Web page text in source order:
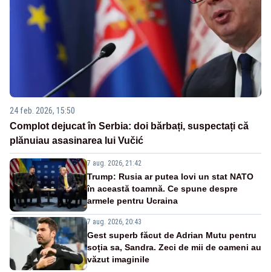
24 feb. 2026, 15:50
Complot dejucat în Serbia: doi bărbați, suspectați că
plănuiau asasinarea lui Vučić
7 aug. 2026, 21:42
Trump: Rusia ar putea lovi un stat NATO
în această toamnă. Ce spune despre
armele pentru Ucraina
7 aug. 2026, 20:43
Gest superb făcut de Adrian Mutu pentru
soția sa, Sandra. Zeci de mii de oameni au
văzut imaginile